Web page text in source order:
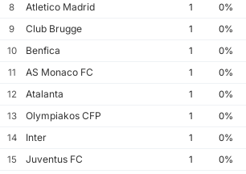
8
Atletico Madrid 1 0%
9
Club Brugge 1 0%
10
Benfica 1 0%
11
AS Monaco FC 1 0%
12
Atalanta 1 0%
13
Olympiakos CFP 1 0%
14
Inter 1 0%
15
Juventus FC 1 0%